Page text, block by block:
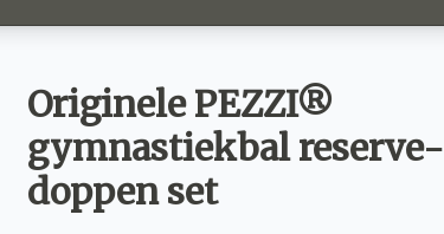
Originele PEZZI®
gymnastiekbal reserve-
doppen set